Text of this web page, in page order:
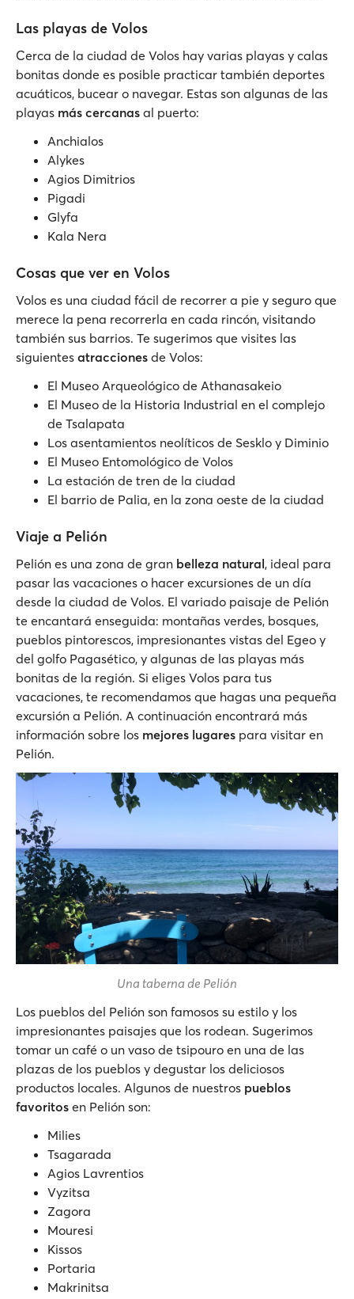
Las playas de Volos
Cerca de la ciudad de Volos hay varias playas y calas
bonitas donde es posible practicar también deportes
acuáticos, bucear o navegar. Estas son algunas de las
playas más cercanas al puerto:
Anchialos
Alykes
Agios Dimitrios
Pigadi
Glyfa
Kala Nera
Cosas que ver en Volos
Volos es una ciudad fácil de recorrer a pie y seguro que
merece la pena recorrerla en cada rincón, visitando
también sus barrios. Te sugerimos que visites las
siguientes atracciones de Volos:
El Museo Arqueológico de Athanasakeio
El Museo de la Historia Industrial en el complejo
de Tsalapata
Los asentamientos neolíticos de Sesklo y Diminio
El Museo Entomológico de Volos
La estación de tren de la ciudad
El barrio de Palia, en la zona oeste de la ciudad
Viaje a Pelión
Pelión es una zona de gran belleza natural, ideal para
pasar las vacaciones o hacer excursiones de un día
desde la ciudad de Volos. El variado paisaje de Pelión
te encantará enseguida: montañas verdes, bosques,
pueblos pintorescos, impresionantes vistas del Egeo y
del golfo Pagasético, y algunas de las playas más
bonitas de la región. Si eliges Volos para tus
vacaciones, te recomendamos que hagas una pequeña
excursión a Pelión. A continuación encontrará más
información sobre los mejores lugares para visitar en
Pelión.
Una taberna de Pelión
Los pueblos del Pelión son famosos su estilo y los
impresionantes paisajes que los rodean. Sugerimos
tomar un café o un vaso de tsipouro en una de las
plazas de los pueblos y degustar los deliciosos
productos locales. Algunos de nuestros pueblos
favoritos en Pelión son:
Milies
Tsagarada
Agios Lavrentios
Vyzitsa
Zagora
Mouresi
Kissos
Portaria
Makrinitsa